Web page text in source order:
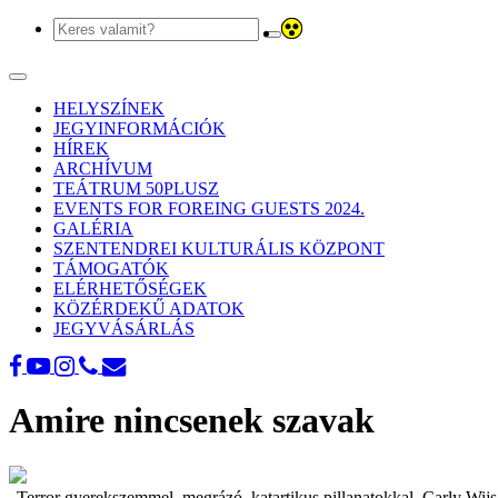
Toggle
navigationHELYSZÍNEK
JEGYINFORMÁCIÓK
HÍREK
ARCHÍVUM
TEÁTRUM 50PLUSZ
EVENTS FOR FOREING GUESTS 2024.
GALÉRIA
SZENTENDREI KULTURÁLIS KÖZPONT
TÁMOGATÓK
ELÉRHETŐSÉGEK
KÖZÉRDEKŰ ADATOK
JEGYVÁSÁRLÁS
Amire nincsenek szavak